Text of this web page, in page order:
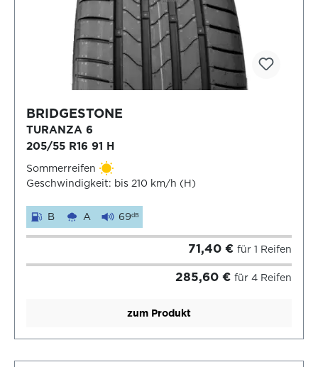
BRIDGESTONE
TURANZA 6
205/55 R16 91 H
Sommerreifen
Geschwindigkeit: bis 210 km/h (H)
B A 69dB
71,40 € für 1 Reifen
285,60 € für 4 Reifen
zum Produkt